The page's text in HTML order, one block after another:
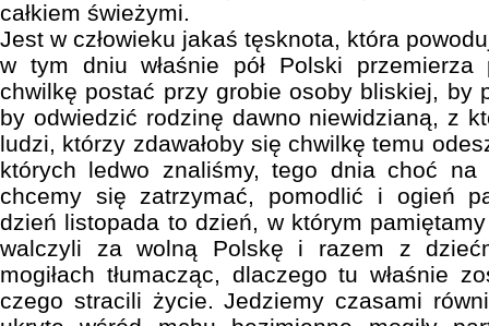
całkiem świeżymi.
Jest w człowieku jakaś tęsknota, która
w tym dniu właśnie pół Polski przemierza
chwilkę postać przy grobie osoby bliskiej, by
by odwiedzić rodzinę dawno niewidzianą, z
ludzi, którzy zdawałoby się chwilkę temu
których ledwo znaliśmy, tego dnia choć
chcemy się zatrzymać, pomodlić i ogień
dzień listopada to dzień, w którym
walczyli za wolną Polskę i razem z
mogiłach tłumacząc, dlaczego tu właśnie
czego stracili życie. Jedziemy czasami